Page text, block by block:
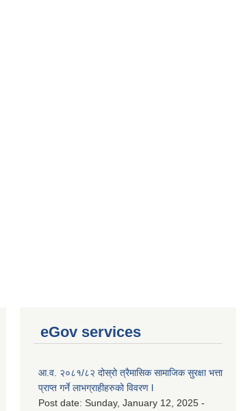
eGov services
आ.व. २०८१/८२ दोस्रो त्रैमासिक सामाजिक सुरक्षा भत्ता
प्राप्त गर्ने लाभग्राहीहरुको विवरण l
Post date: Sunday, January 12, 2025 -